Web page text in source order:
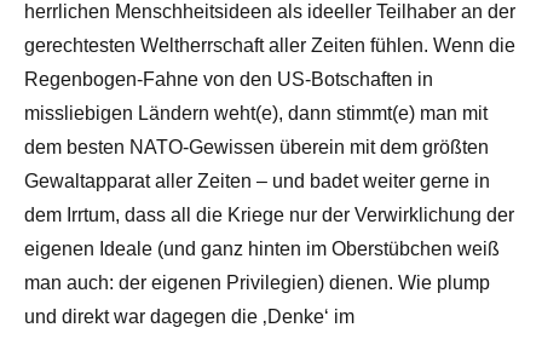
herrlichen Menschheitsideen als ideeller Teilhaber an der
gerechtesten Weltherrschaft aller Zeiten fühlen. Wenn die
Regenbogen-Fahne von den US-Botschaften in
missliebigen Ländern weht(e), dann stimmt(e) man mit
dem besten NATO-Gewissen überein mit dem größten
Gewaltapparat aller Zeiten – und badet weiter gerne in
dem Irrtum, dass all die Kriege nur der Verwirklichung der
eigenen Ideale (und ganz hinten im Oberstübchen weiß
man auch: der eigenen Privilegien) dienen. Wie plump
und direkt war dagegen die ‚Denke‘ im